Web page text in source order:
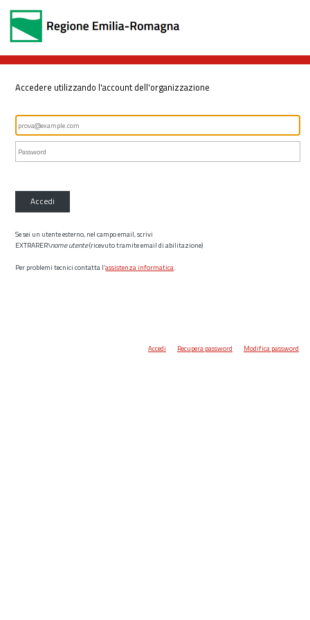
Accedere utilizzando l'account dell'organizzazione
Accedi
Se sei un utente esterno, nel campo email, scrivi
EXTRARER\nome utente(ricevuto tramite email di abilitazione)
Per problemi tecnici contatta l’assistenza informatica.
Accedi Recupera password Modifica password